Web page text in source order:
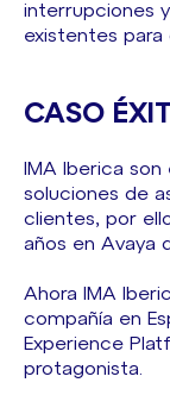
interrupciones
existentes para
CASO
IMA Iberica
soluciones de
clientes, por
años en Avaya
Ahora IMA
compañía en
Experience
protagonista.